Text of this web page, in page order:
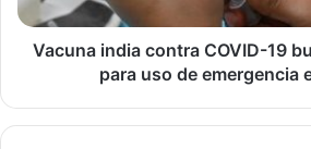
para
usoVacuna india contra COVID-19
para uso de emergencia